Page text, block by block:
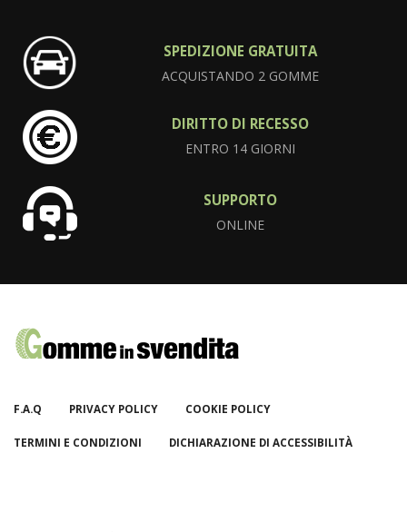
SPEDIZIONE GRATUITA
ACQUISTANDO 2 GOMME
DIRITTO DI RECESSO
ENTRO 14 GIORNI
SUPPORTO
ONLINE
F.A.Q PRIVACY POLICY COOKIE POLICY
TERMINI E CONDIZIONI DICHIARAZIONE DI ACCESSIBILITÀ